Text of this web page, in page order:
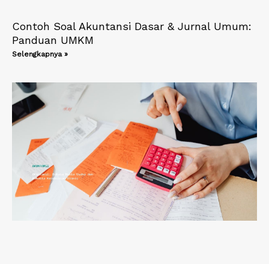
Contoh Soal Akuntansi Dasar & Jurnal Umum:
Panduan UMKM
Selengkapnya »